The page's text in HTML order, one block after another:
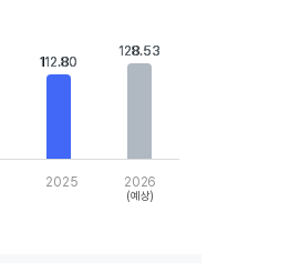
112.80
112.80
128.53
128.53
2025 2026
(예상)